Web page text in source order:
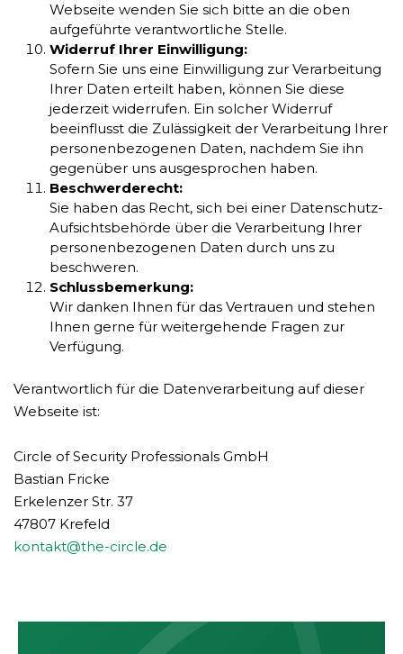
Webseite wenden Sie sich bitte an die oben
aufgeführte verantwortliche Stelle.
Widerruf Ihrer Einwilligung:
Sofern Sie uns eine Einwilligung zur Verarbeitung
Ihrer Daten erteilt haben, können Sie diese
jederzeit widerrufen. Ein solcher Widerruf
beeinflusst die Zulässigkeit der Verarbeitung Ihrer
personenbezogenen Daten, nachdem Sie ihn
gegenüber uns ausgesprochen haben.
Beschwerderecht:
Sie haben das Recht, sich bei einer Datenschutz-
Aufsichtsbehörde über die Verarbeitung Ihrer
personenbezogenen Daten durch uns zu
beschweren.
Schlussbemerkung:
Wir danken Ihnen für das Vertrauen und stehen
Ihnen gerne für weitergehende Fragen zur
Verfügung.
Verantwortlich für die Datenverarbeitung auf dieser
Webseite ist:
Circle of Security Professionals GmbH
Bastian Fricke
Erkelenzer Str. 37
47807 Krefeld
kontakt@the-circle.de